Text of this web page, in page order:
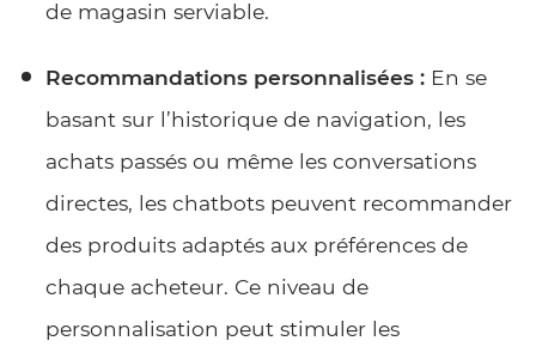
de magasin serviable.
Recommandations personnalisées :En se
basant sur l’historique de navigation, les
achats passés ou même les conversations
directes, les chatbots peuvent recommander
des produits adaptés aux préférences de
chaque acheteur. Ce niveau de
personnalisation peut stimuler les